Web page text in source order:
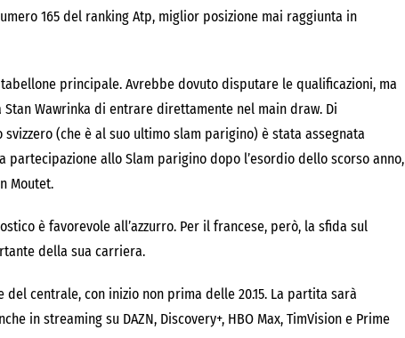
165 del ranking Atp, miglior posizione mai raggiunta in
principale. Avrebbe dovuto disputare le qualificazioni, ma
Stan Wawrinka di entrare direttamente nel main draw. Di
(che è al suo ultimo slam parigino) è stata assegnata
allo Slam parigino dopo l’esordio dello scorso anno,
Moutet.
è favorevole all’azzurro. Per il francese, però, la sfida sul
della sua carriera.
centrale, con inizio non prima delle 20.15. La partita sarà
in streaming su DAZN, Discovery+, HBO Max, TimVision e Prime